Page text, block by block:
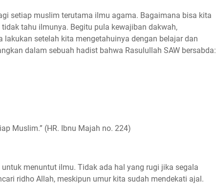
setiap muslim terutama ilmu agama. Bagaimana bisa kita
tahu ilmunya. Begitu pula kewajiban dakwah,
lakukan setelah kita mengetahuinya dengan belajar dan
dalam sebuah hadist bahwa Rasulullah SAW bersabda:
Muslim.” (HR. Ibnu Majah no. 224)
menuntut ilmu. Tidak ada hal yang rugi jika segala
ridho Allah, meskipun umur kita sudah mendekati ajal.